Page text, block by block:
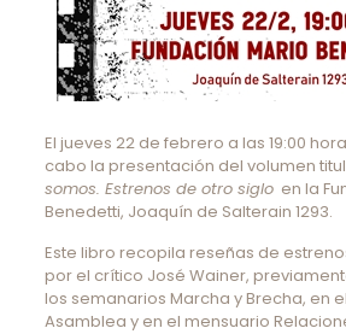
El jueves 22 de febrero a las 19:00
cabo la presentación del volumen
somos. Estrenos de otro sigloen la
Benedetti, Joaquín de Salterain 1293.
Este libro recopila reseñas de
por el crítico José Wainer,
los semanarios Marcha y Brecha, en
Asamblea y en el mensuario